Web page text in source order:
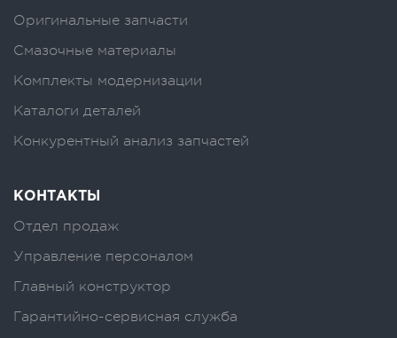
Оригинальные запчасти
Смазочные материалы
Комплекты модернизации
Каталоги деталей
Конкурентный анализ запчастей
КОНТАКТЫ
Отдел продаж
Управление персоналом
Главный конструктор
Гарантийно-сервисная служба